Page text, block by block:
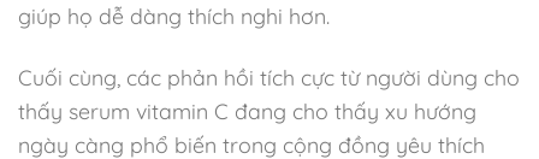
giúp họ dễ dàng thích nghi hơn.
Cuối cùng, các phản hồi tích cực từ người dùng cho
thấy serum vitamin C đang cho thấy xu hướng
ngày càng phổ biến trong cộng đồng yêu thích